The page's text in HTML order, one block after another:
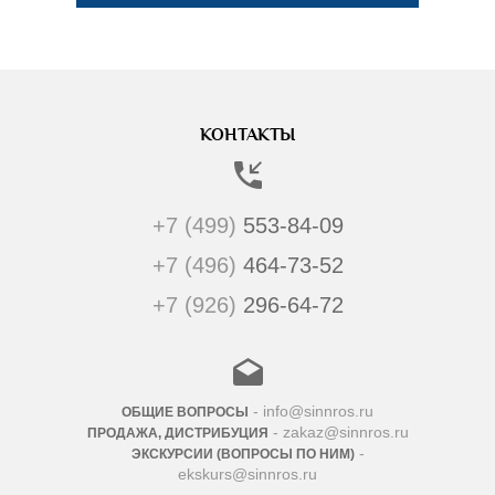
КОНТАКТЫ
+7 (499) 553-84-09
+7 (496) 464-73-52
+7 (926) 296-64-72
ОБЩИЕ ВОПРОСЫ - info@sinnros.ru
ПРОДАЖА, ДИСТРИБУЦИЯ - zakaz@sinnros.ru
ЭКСКУРСИИ (ВОПРОСЫ ПО НИМ)-
ekskurs@sinnros.ru